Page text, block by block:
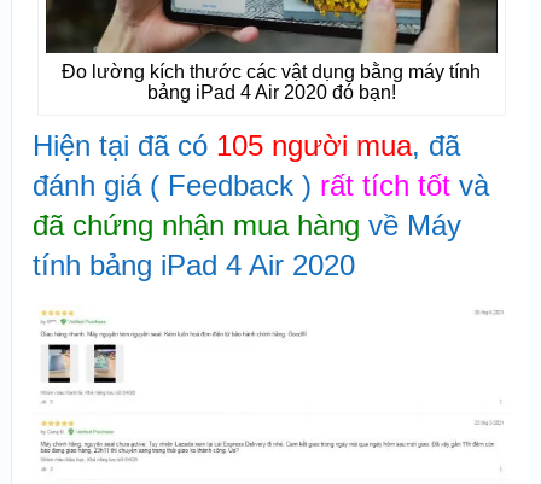
Đo lường kích thước các vật dụng bằng máy tính
bảng iPad 4 Air 2020 đó bạn!
Hiện tại đã có 105 người mua, đã
đánh giá ( Feedback ) rất tích tốtvà
đã chứng nhận mua hàng về Máy
tính bảng iPad 4 Air 2020